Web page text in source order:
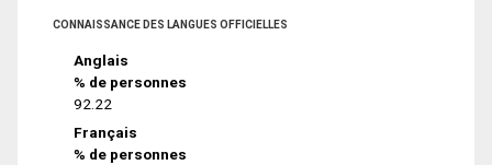
CONNAISSANCE DES LANGUES OFFICIELLES
Anglais
% de personnes
92.22
Français
% de personnes